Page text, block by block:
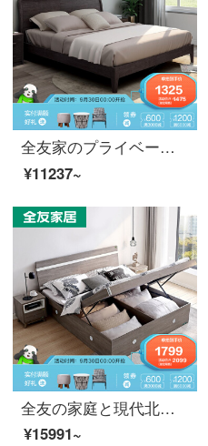
全友家のプライベートフレームベッド新中華スタイル北欧実木フレーム1.5 m 1.8 mベド主な寝室家具ジャズオーク色121212146 Cジャズオーク色シングルベッド1.8 m
¥11237~
全友の家庭と現代北欧ベッドのダブルベッド1.8メートルの高さの箱のベッドの寝室の家具の保管物のベッドの頭の棚E 1級の板材の10635 Cの高箱のベッド+ベッドの頭の台*1 1500*2000
¥15991~